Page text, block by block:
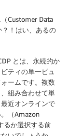
Customer Data
！はい、あるの
とは、永続的か
ティの単一ビュ
ームです。複数
組み合わせて単
近オンラインで
（Amazon
るか選択する前